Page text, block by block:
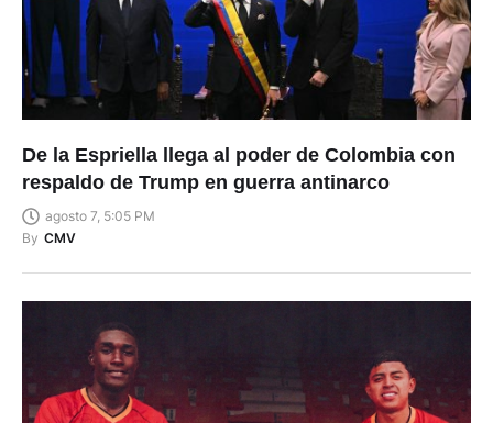
De la Espriella llega al poder de Colombia con
respaldo de Trump en guerra antinarco
agosto 7, 5:05 PM
By CMV